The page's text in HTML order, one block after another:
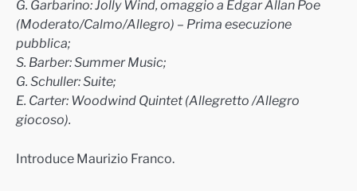
G. Garbarino: Jolly Wind, omaggio a Edgar Allan Poe
(Moderato/Calmo/Allegro) – Prima esecuzione
pubblica;
S. Barber: Summer Music;
G. Schuller: Suite;
E. Carter: Woodwind Quintet (Allegretto /Allegro
giocoso).
Introduce Maurizio Franco.